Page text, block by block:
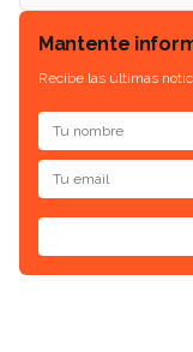
Mantente
Recibe las últimas